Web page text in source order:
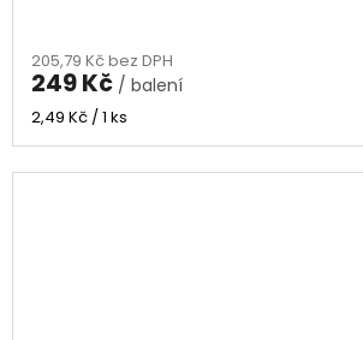
205,79 Kč bez DPH
249 Kč / balení
Měrná
2,49 Kč / 1 ks